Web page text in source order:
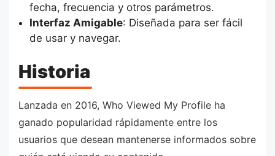
fecha, frecuencia y otros parámetros.
Interfaz Amigable: Diseñada para ser fácil
de usar y navegar.
Historia
Lanzada en 2016, Who Viewed My Profile ha
ganado popularidad rápidamente entre los
usuarios que desean mantenerse informados sobre